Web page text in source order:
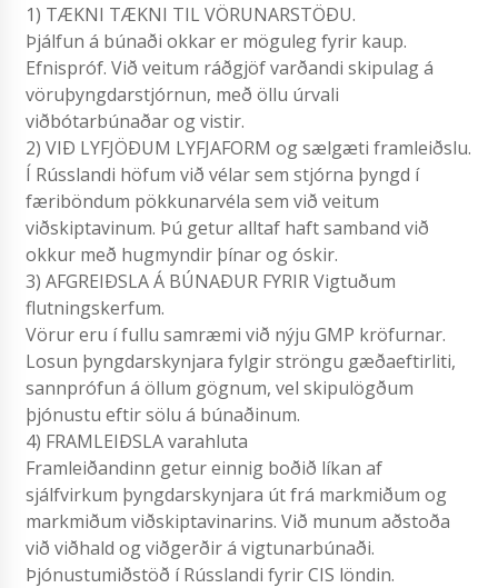
1) TÆKNI TÆKNI TIL VÖRUNARSTÖÐU.
Þjálfun á búnaði okkar er möguleg fyrir kaup.
Efnispróf. Við veitum ráðgjöf varðandi skipulag á
vöruþyngdarstjórnun, með öllu úrvali
viðbótarbúnaðar og vistir.
2) VIÐ LYFJÖÐUM LYFJAFORM og sælgæti framleiðslu.
Í Rússlandi höfum við vélar sem stjórna þyngd í
færiböndum pökkunarvéla sem við veitum
viðskiptavinum. Þú getur alltaf haft samband við
okkur með hugmyndir þínar og óskir.
3) AFGREIÐSLA Á BÚNAÐUR FYRIR Vigtuðum
flutningskerfum.
Vörur eru í fullu samræmi við nýju GMP kröfurnar.
Losun þyngdarskynjara fylgir ströngu gæðaeftirliti,
sannprófun á öllum gögnum, vel skipulögðum
þjónustu eftir sölu á búnaðinum.
4) FRAMLEIÐSLA varahluta
Framleiðandinn getur einnig boðið líkan af
sjálfvirkum þyngdarskynjara út frá markmiðum og
markmiðum viðskiptavinarins. Við munum aðstoða
við viðhald og viðgerðir á vigtunarbúnaði.
Þjónustumiðstöð í Rússlandi fyrir CIS löndin.